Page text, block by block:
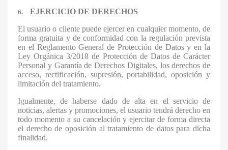
6.
EJERCICIO DE DERECHOS
El usuario o cliente puede ejercer en cualquier momento, de
forma gratuita y de conformidad con la regulación prevista
en el Reglamento General de Protección de Datos y en la
Ley Orgánica 3/2018 de Protección de Datos de Carácter
Personal y Garantía de Derechos Digitales, los derechos de
acceso, rectificación, supresión, portabilidad, oposición y
limitación del tratamiento.
Igualmente, de haberse dado de alta en el servicio de
noticias, alertas y promociones, el usuario tendrá derecho en
todo momento a su cancelación y ejercitar de forma directa
el derecho de oposición al tratamiento de datos para dicha
finalidad.